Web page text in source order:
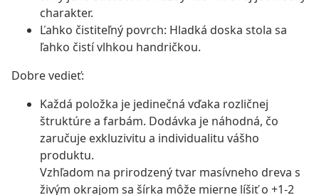
charakter.
Ľahko čistiteľný povrch: Hladká doska stola sa
ľahko čistí vlhkou handričkou.
Dobre vedieť:
Každá položka je jedinečná vďaka rozličnej
štruktúre a farbám. Dodávka je náhodná, čo
zaručuje exkluzivitu a individualitu vášho
produktu.
Vzhľadom na prirodzený tvar masívneho dreva s
živým okrajom sa šírka môže mierne líšiť o +1-2